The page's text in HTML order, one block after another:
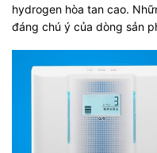
hydrogen hòa tan cao.
đáng chú ý của dòng sản